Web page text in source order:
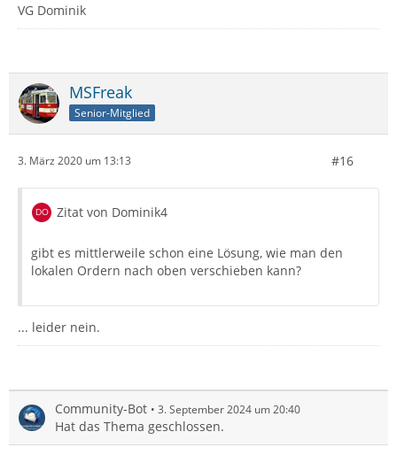
VG Dominik
MSFreak
Senior-Mitglied
3. März 2020 um 13:13 #16
Zitat von Dominik4
gibt es mittlerweile schon eine Lösung, wie man den
lokalen Ordern nach oben verschieben kann?
... leider nein.
Community-Bot 3. September 2024 um 20:40
Hat das Thema geschlossen.